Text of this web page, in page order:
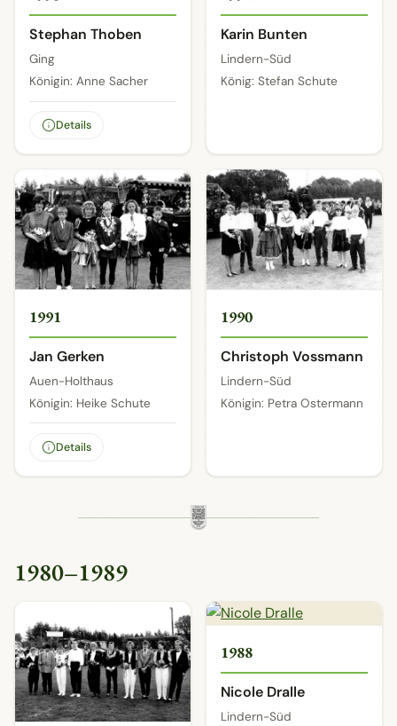
Stephan Thoben
Ging
Königin: Anne Sacher
Details
Karin Bunten
Lindern-Süd
König: Stefan Schute
1991
Jan Gerken
Auen-Holthaus
Königin: Heike Schute
Details
1990
Christoph Vossmann
Lindern-Süd
Königin: Petra Ostermann
1980–1989
1988
Nicole Dralle
Lindern-Süd